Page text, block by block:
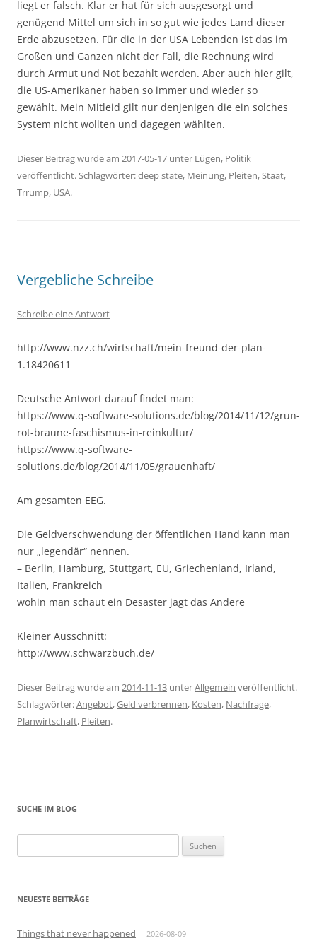
liegt er falsch. Klar er hat für sich ausgesorgt und
genügend Mittel um sich in so gut wie jedes Land dieser
Erde abzusetzen. Für die in der USA Lebenden ist das im
Großen und Ganzen nicht der Fall, die Rechnung wird
durch Armut und Not bezahlt werden. Aber auch hier gilt,
die US-Amerikaner haben so immer und wieder so
gewählt. Mein Mitleid gilt nur denjenigen die ein solches
System nicht wollten und dagegen wählten.
Dieser Beitrag wurde am 2017-05-17 unter Lügen, Politik
veröffentlicht. Schlagwörter:deep state, Meinung, Pleiten,Staat,
Trrump, USA.
Vergebliche Schreibe
Schreibe eine Antwort
http://www.nzz.ch/wirtschaft/mein-freund-der-plan-
1.18420611
Deutsche Antwort darauf findet man:
https://www.q-software-solutions.de/blog/2014/11/12/grun-
rot-braune-faschismus-in-reinkultur/
https://www.q-software-
solutions.de/blog/2014/11/05/grauenhaft/
Am gesamten EEG.
Die Geldverschwendung der öffentlichen Hand kann man
nur „legendär“ nennen.
– Berlin, Hamburg, Stuttgart, EU, Griechenland, Irland,
Italien, Frankreich
wohin man schaut ein Desaster jagt das Andere
Kleiner Ausschnitt:
http://www.schwarzbuch.de/
Dieser Beitrag wurde am 2014-11-13 unterAllgemein veröffentlicht.
Schlagwörter:Angebot,Geld verbrennen, Kosten, Nachfrage,
Planwirtschaft, Pleiten.
SUCHE IM BLOG
nach:
NEUESTE BEITRÄGE
Things that never happened 2026-08-09